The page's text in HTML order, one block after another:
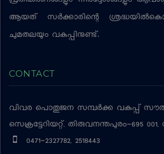
ആയത് സര്‍ക്കാരിന്റെ
ചുമതലയും വകുപ്പിനുണ്ട്.
CONTACT
വിവര പൊതുജന സമ്പര്‍ക്ക വകുപ്പ്
സെക്രട്ടേറിയറ്റ്, തിരുവനന്തപുരം-695
0471-2327782, 2518443